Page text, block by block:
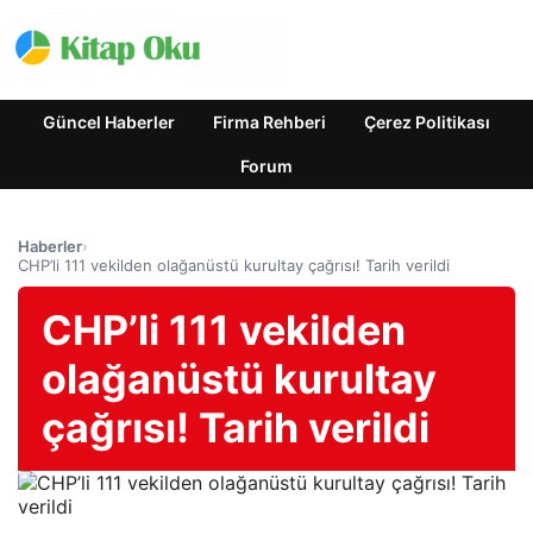
Güncel Haberler Firma Rehberi Çerez Politikası
Forum
Haberler›
CHP’li 111 vekilden olağanüstü kurultay çağrısı! Tarih verildi
CHP’li 111 vekilden
olağanüstü kurultay
çağrısı! Tarih verildi